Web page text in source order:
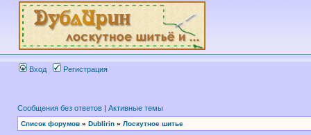
Вход Регистрация
Сообщения без ответов | Активные темы
Список форумов » Dublirin » Лоскутное шитье